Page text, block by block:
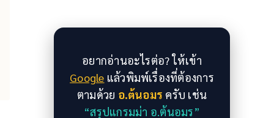
อยากอ่านอะไรต่อ? ให้เข้า
Google แล้วพิมพ์เรื่องที่ต้องการ
ตามด้วย อ.ต้นอมร ครับ เช่น
“สรุปแกรมม่า อ.ต้นอมร”